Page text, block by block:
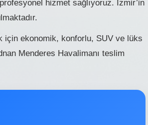
hizmet sağlıyoruz. İzmir’in
için ekonomik, konforlu, SUV ve lüks
Menderes Havalimanı teslim